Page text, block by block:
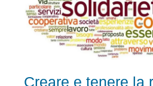
Creare e tenere la